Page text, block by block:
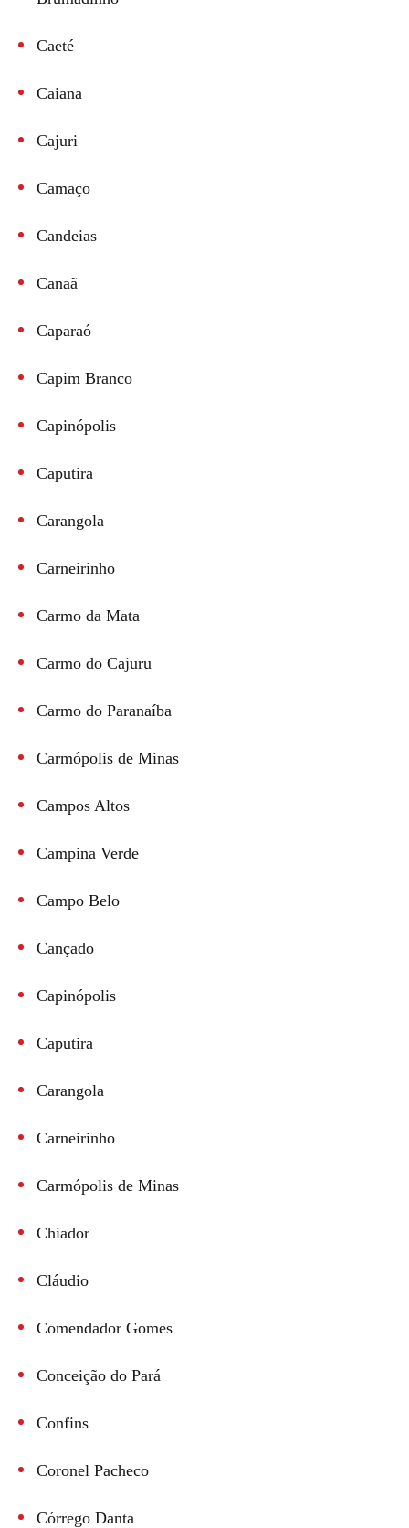
Caeté
Caiana
Cajuri
Camaço
Candeias
Canaã
Caparaó
Capim Branco
Capinópolis
Caputira
Carangola
Carneirinho
Carmo da Mata
Carmo do Cajuru
Carmo do Paranaíba
Carmópolis de Minas
Campos Altos
Campina Verde
Campo Belo
Cançado
Capinópolis
Caputira
Carangola
Carneirinho
Carmópolis de Minas
Chiador
Cláudio
Comendador Gomes
Conceição do Pará
Confins
Coronel Pacheco
Córrego Danta